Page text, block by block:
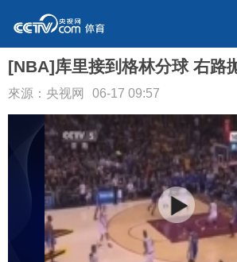
[NBA]库里接到格林分球 右路
來源：央视网 06-17 09:57